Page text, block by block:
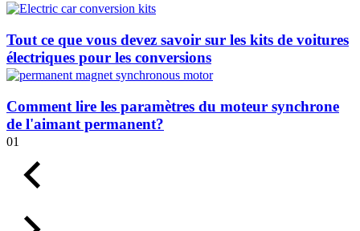
Tout ce que vous devez savoir sur les kits de voitures
électriques pour les conversions
Comment lire les paramètres du moteur synchrone
de l'aimant permanent?
01